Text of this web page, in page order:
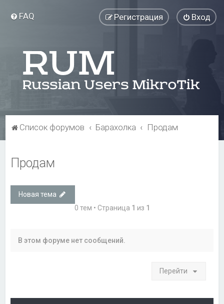
FAQ Вход
Регистрация
Список форумов Барахолка Продам
Продам
Новая тема
0 тем • Страница 1 из 1
В этом форуме нет сообщений.
Перейти